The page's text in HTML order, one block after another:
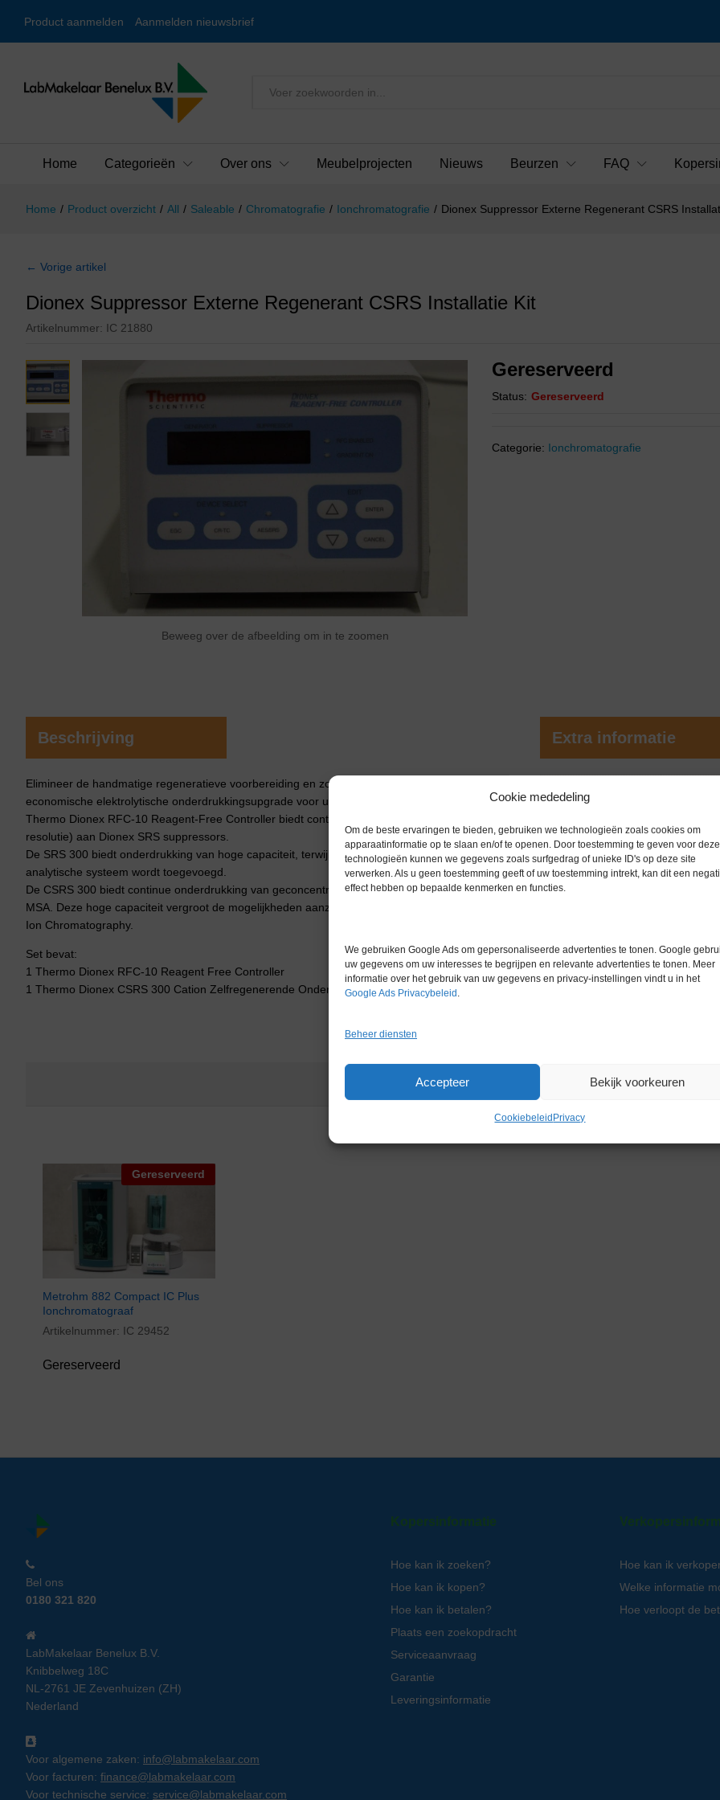
Cookie mededeling
Om de beste ervaringen te bieden, gebruiken we technologieën zoals cookies om
apparaatinformatie op te slaan en/of te openen. Door toestemming te geven voor deze
technologieën kunnen we gegevens zoals surfgedrag of unieke ID's op deze site
verwerken. Als u geen toestemming geeft of uw toestemming intrekt, kan dit een
effect hebben op bepaalde kenmerken en functies.
We gebruiken Google Ads om gepersonaliseerde advertenties te tonen. Google
uw gegevens om uw interesses te begrijpen en relevante advertenties te tonen. Meer
informatie over het gebruik van uw gegevens en privacy-instellingen vindt u in het
Google Ads Privacybeleid
Beheer diensten
Accepteer Bekijk voorkeuren
Cookiebeleid Privacy
Product aanmelden Aanmelden nieuwsbrief
Alles
Home Categorieën Over ons Meubelprojecten Nieuws Beurzen FAQ
Home / Product overzicht / All / Saleable / Chromatografie / Ionchromatografie / Dionex Suppressor Externe Regenerant CSRS
← Vorige artikel
Dionex Suppressor Externe Regenerant CSRS Installatie Kit
Artikelnummer: IC 21880
Beweeg over de afbeelding om in te zoomen
Gereserveerd
Status: Gereserveerd
Categorie: Ionchromatografie
Beschrijving
Elimineer de handmatige regeneratieve voorbereiding en zorg voor consistentie met een
economische elektrolytische onderdrukkingsupgrade voor uw ionchromatografie systeem. De
Thermo Dionex RFC-10 Reagent-Free Controller biedt continu gebruikte variabele stroom (1mA
resolutie) aan Dionex SRS suppressors.
De SRS 300 biedt onderdrukking van hoge capaciteit, terwijl minimaal dode volume aan het
analytische systeem wordt toegevoegd.
De CSRS 300 biedt continue onderdrukking van geconcentreerde eluenten tot 100 mN H2SO4 of
MSA. Deze hoge capaciteit vergroot de mogelijkheden aanzienlijk en vereenvoudigt de werking van
Ion Chromatography.
Set bevat:
1 Thermo Dionex RFC-10 Reagent Free Controller
1 Thermo Dionex CSRS 300 Cation Zelfregenerende Onderdrukker (4mm)
Extra informatie
Gewicht
Conditie Gebruikt in
Merk Dionex
Gerelateerde producten
Gereserveerd
Metrohm 882 Compact IC Plus
Ionchromatograaf
Artikelnummer: IC 29452
Gereserveerd
Bel ons
0180 321 820
LabMakelaar Benelux B.V.
Knibbelweg 18C
NL-2761 JE Zevenhuizen (ZH)
Nederland
Voor algemene zaken: info@labmakelaar.com
Voor facturen: finance@labmakelaar.com
Voor technische service: service@labmakelaar.com
Kopersinformatie
Hoe kan ik zoeken?
Hoe kan ik kopen?
Hoe kan ik betalen?
Plaats een zoekopdracht
Serviceaanvraag
Garantie
Leveringsinformatie
Hoe kan ik
Welke informatie
Hoe verloopt de